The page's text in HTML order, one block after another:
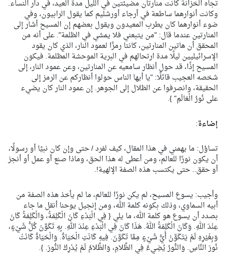
تجاه الخزانة كانت منارتان مضيئتين في الليل مدة العيد، في دار النساء.
وكانت أنوارهما ساطعة في أرجاء أورشليم كما يقول الرابيون، وفي
ضوء أنوارهما كان يطرب المعيدون ويقول بعضهم إن المسيح أشار إلى
المنارتين عندما قال: "من يتبعني فلا يمشي في الظلمة". على أنه من
المحقق أن هاتين المنارتين، كانتا رمزًا لعمود النار، الذي كان يقود
الإسرائيليين ليلًا مدة ارتحالهم في البرية الموحشة المظلمة. فيكون
المسيح إذًا، قد حول أنظار سامعيه عن المنارتين، وعن عمود النار، إلى
شخصه العجيب قائلًا: "يا أيها الناس حولوا أنظاركم عن الرمز إلى
الحقيقة، وانصرفوا عن الظلال إلى الجوهر. إن عمود النار كان يضيء
على نُورُ الْعَالَمِ" }.
إضاءة:
تساؤل: ما يهمني في هذا المقال، كيف لفرد / حتى وإن كان نبيًا أو رسولًا،
أن يكون نورًا للعالم، ومن أعطى له هذا الحق، وماذا صنع أو عمل أو أنجز
أو حقق.. حتى يكتسب هذه الصفة الإلهية!.
وأجيب: يسوع المسيح، لم يكن نورًا للعالم، ما لم يأخذ هذه الصفة من
أبيه السماوي، وذلك بكونه كلمة الله، ومن إنجيل يوحنا أنقل ما جاء
بصدد أن يسوع هو كلمة الله، ما يلي { فِي الْبَدْءِ كَانَ الْكَلِمَةُ، وَالْكَلِمَةُ كَانَ
عِنْدَ اللهِ. وَكَانَ الْكَلِمَةُ اللهُ. هَذَا كَانَ فِي الْبَدْءِ عِنْدَ اللهِ. بِهِ تَكَوَّنَ كُلُّ شَيْءٍ،
وَبِغَيْرِهِ لَمْ يَتَكَوَّنْ أَيُّ شَيْءٍ مِمَّا تَكَوَّنَ. فِيهِ كَانَتِ الْحَيَاةُ. وَالْحَيَاةُ كَانَتْ
نُورَ النَّاسِ. وَالنُّورُ يُضِيءُ فِي الظَّلامِ، وَالظَّلامُ لَمْ يُدْرِكْ النُّورَ. }.